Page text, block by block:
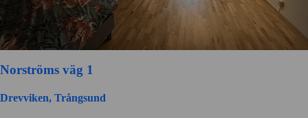
Norströms väg 1
Drevviken, Trångsund